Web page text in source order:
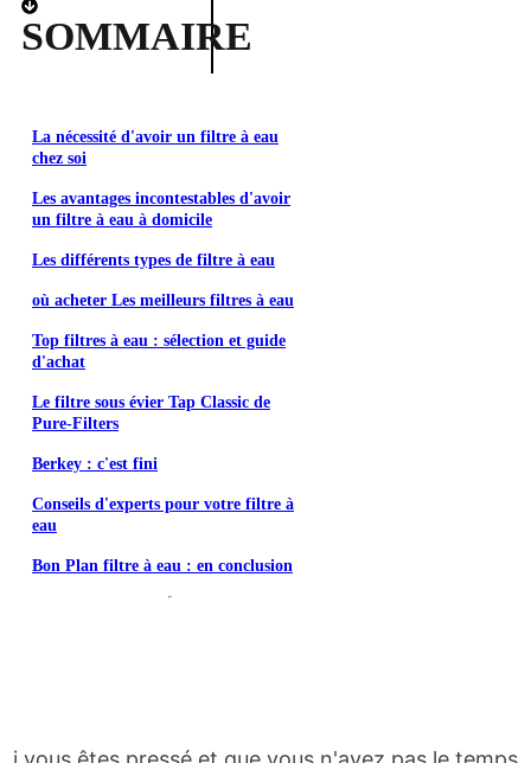
SOMMAIRE
La nécessité d'avoir un filtre à eau
chez soi
Les avantages incontestables d'avoir
un filtre à eau à domicile
Les différents types de filtre à eau
où acheter Les meilleurs filtres à eau
Top filtres à eau : sélection et guide
d'achat
Le filtre sous évier Tap Classic de
Pure-Filters
Berkey : c'est fini
Conseils d'experts pour votre filtre à
eau
Bon Plan filtre à eau : en conclusion